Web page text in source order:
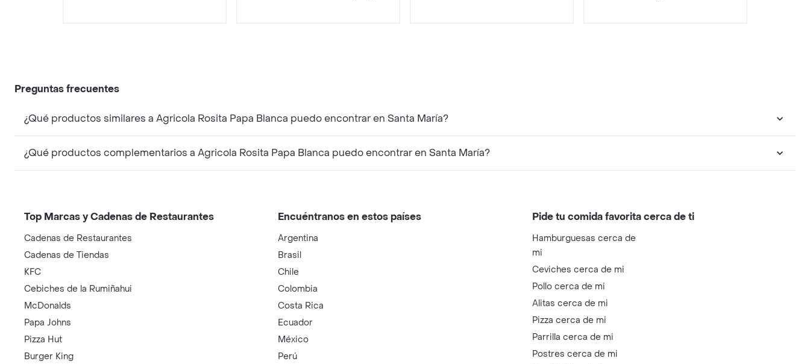
Preguntas frecuentes
¿Qué productos similares a Agricola Rosita Papa Blanca puedo encontrar en Santa María?
¿Qué productos complementarios a Agricola Rosita Papa Blanca puedo encontrar en Santa María?
Top Marcas y Cadenas de Restaurantes
Cadenas de Restaurantes
Cadenas de Tiendas
KFC
Cebiches de la Rumiñahui
McDonalds
Papa Johns
Pizza Hut
Burger King
Encuéntranos en estos países
Argentina
Brasil
Chile
Colombia
Costa Rica
Ecuador
México
Perú
Pide tu comida favorita cerca de ti
Hamburguesas cerca de
mi
Ceviches cerca de mi
Pollo cerca de mi
Alitas cerca de mi
Pizza cerca de mi
Parrilla cerca de mi
Postres cerca de mi